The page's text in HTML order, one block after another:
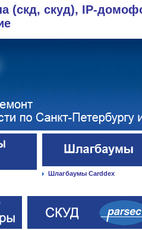
(скд, скуд), IP-
Шлагбаумы Carddex